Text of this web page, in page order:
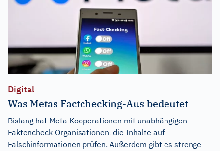
Digital
Was Metas Factchecking-Aus bedeutet
Bislang hat Meta Kooperationen mit unabhängigen
Faktencheck-Organisationen, die Inhalte auf
Falschinformationen prüfen. Außerdem gibt es strenge